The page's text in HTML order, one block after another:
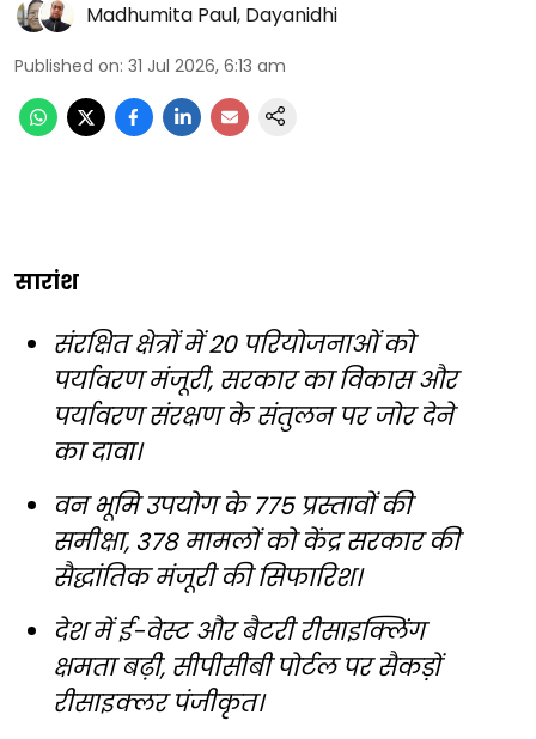
Madhumita Paul, Dayanidhi
Published on: 31 Jul 2026, 6:13 am
सारांश
संरक्षित क्षेत्रों में 20 परियोजनाओं को
पर्यावरण मंजूरी, सरकार का विकास और
पर्यावरण संरक्षण के संतुलन पर जोर देने
का दावा।
वन भूमि उपयोग के 775 प्रस्तावों की
समीक्षा, 378 मामलों को केंद्र सरकार की
सैद्धांतिक मंजूरी की सिफारिश।
देश में ई-वेस्ट और बैटरी रीसाइक्लिंग
क्षमता बढ़ी, सीपीसीबी पोर्टल पर सैकड़ों
रीसाइक्लर पंजीकृत।